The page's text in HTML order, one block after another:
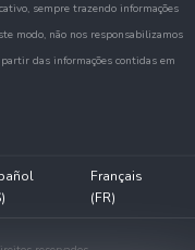
sempre trazendo informações
modo, não nos responsabilizamos
das informações contidas em
Français
(FR)